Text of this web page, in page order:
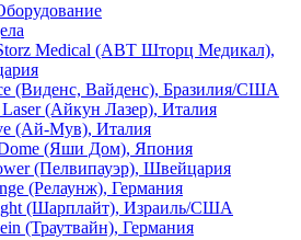
Medical (АВТ Шторц Медикал),
(Виденс, Вайденс), Бразилия/США
(Айкун Лазер), Италия
(Ай-Мув), Италия
(Яши Дом), Япония
(Пелвипауэр), Швейцария
(Релаунж), Германия
(Шарплайт), Израиль/США
(Траутвайн), Германия